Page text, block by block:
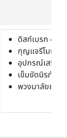
ดิสก์เบรก 4 ล้อ
กุญแจรีโมท
อุปกรณ์เสริม
เข็มขัดนิรภัย
พวงมาลัยยุบตั